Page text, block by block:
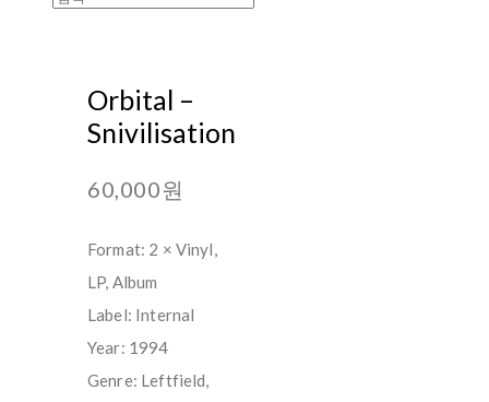
Orbital ‎–
Snivilisation
60,000원
Format: 2 × Vinyl,
LP, Album
Label: Internal
Year: 1994
Genre: Leftfield,